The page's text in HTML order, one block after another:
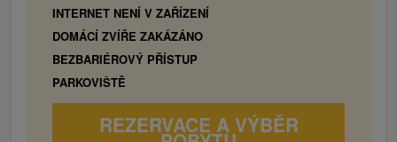
INTERNET NENÍ V ZAŘÍZENÍ
DOMÁCÍ ZVÍŘE ZAKÁZÁNO
BEZBARIÉROVÝ PŘÍSTUP
PARKOVIŠTĚ
REZERVACE A VÝBĚR